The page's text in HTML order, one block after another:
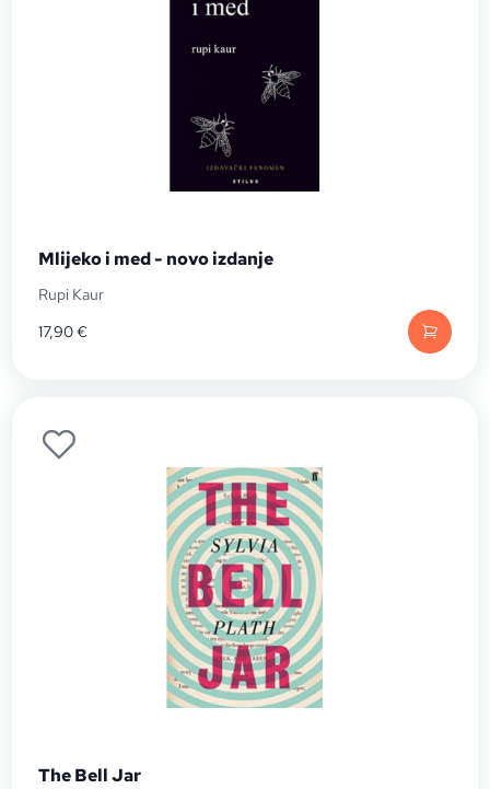
Mlijeko i med - novo izdanje
Rupi Kaur
17,90€
The Bell Jar